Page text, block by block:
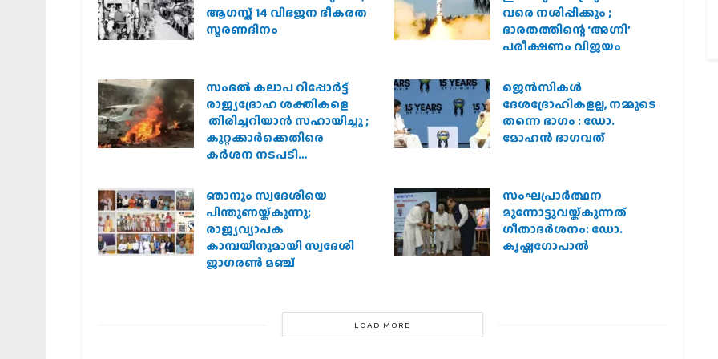
ആഗസ്ത് 14 വിഭജന ഭീകരത
സ്മരണദിനം
വരെ നശിപ്പിക്കും ;
ഭാരതത്തിന്റെ ‘അഗ്നി’
പരീക്ഷണം വിജയം
സംഭൽ കലാപ റിപ്പോർട്ട്
രാജ്യദ്രോഹ ശക്തികളെ
തിരിച്ചറിയാൻ സഹായിച്ചു ;
കുറ്റക്കാർക്കെതിരെ
കർശന നടപടി
പരിഷത്ത്
ജെന്‍സികള്‍
ദേശദ്രോഹികളല്ല, നമ്മുടെ
തന്നെ ഭാഗം : ഡോ.
മോഹന്‍ ഭാഗവത്
ഞാനും സ്വദേശിയെ
പിന്തുണയ്ക്കുന്നു;
രാജ്യവ്യാപക
കാമ്പയിനുമായി സ്വദേശി
ജാഗരണ്‍ മഞ്ച്
സംഘപ്രാര്‍ത്ഥന
മുന്നോട്ടുവയ്ക്കുന്നത്
ഗീതാദര്‍ശനം: ഡോ.
കൃഷ്ണഗോപാല്‍
LOAD MORE